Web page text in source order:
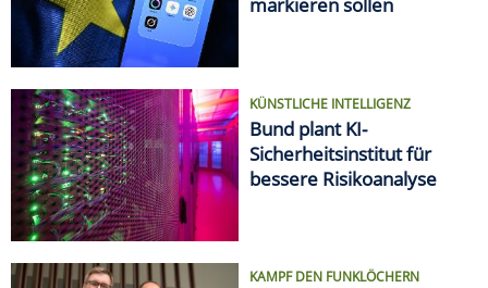
markieren sollen
KÜNSTLICHE INTELLIGENZ
Bund plant KI-
Sicherheitsinstitut für
bessere Risikoanalyse
KAMPF DEN FUNKLÖCHERN